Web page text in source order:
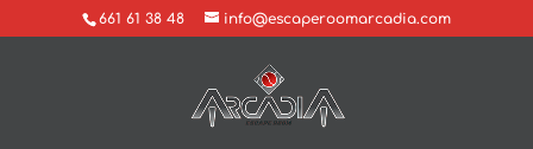
661 61 38 48 info@escaperoomarcadia.com